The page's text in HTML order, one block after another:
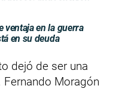
ventaja en la guerra
en su deuda
dejó de ser una
Fernando Moragón